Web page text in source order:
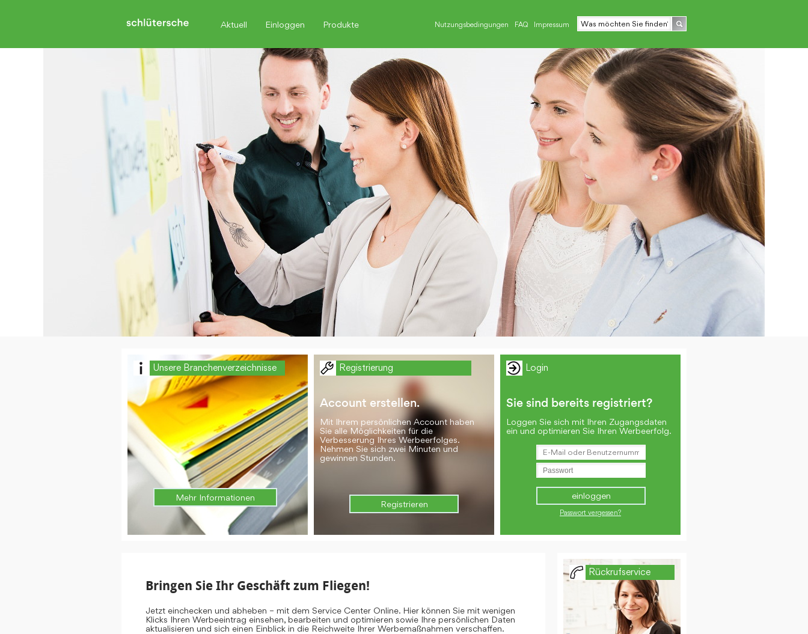
Aktuell Einloggen Produkte Nutzungsbedingungen FAQ Impressum
Unsere Branchenverzeichnisse
Mehr Informationen
Registrierung
Account erstellen.
Mit Ihrem persönlichen Account haben
Sie alle Möglichkeiten für die
Verbesserung Ihres Werbeerfolges.
Nehmen Sie sich zwei Minuten und
gewinnen Stunden.
Registrieren
Login
Sie sind bereits registriert?
Loggen Sie sich mit Ihren Zugangsdaten
ein und optimieren Sie Ihren Werbeerfolg.
Passwort vergessen?
Bringen Sie Ihr Geschäft zum Fliegen!
Jetzt einchecken und abheben – mit dem Service Center Online. Hier können Sie mit wenigen
Klicks Ihren Werbeeintrag einsehen, bearbeiten und optimieren sowie Ihre persönlichen Daten
aktualisieren und sich einen Einblick in die Reichweite Ihrer Werbemaßnahmen verschaffen.
Rückrufservice